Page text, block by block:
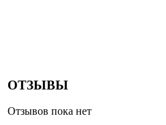
ОТЗЫВЫ
Отзывов пока нет